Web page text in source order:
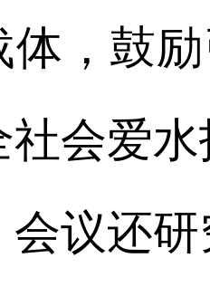
体，鼓
社会爱
还研